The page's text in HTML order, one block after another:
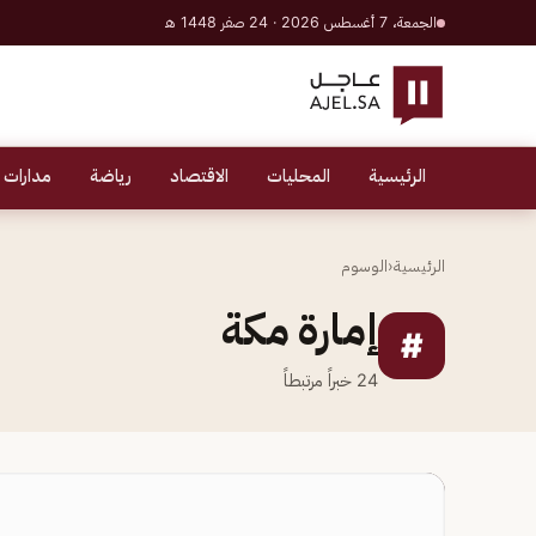
الجمعة، 7 أغسطس 2026 · 24 صفر 1448 هـ
الرئيسية المحليات الاقتصاد رياضة
الرئيسية‹الوسوم
# إمارة مكة
24 خبراً مرتبطاً